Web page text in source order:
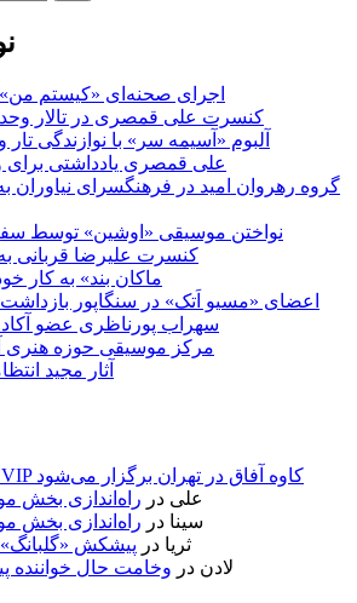
اجرای صحنه‌ای «کیستم
کنسرت علی قمصری در تالار
آلبوم «آسیمه سر» با نوازندگی
علی قمصری یادداشتی
گروه رهروان امید در فرهنگسرای
نواختن موسیقی «اوشین» توسط
کنسرت علیرضا قربانی
«ماکان بند» به کار
اعضای «مسیو اَتک» در سنگاپور
سهراب پورناظری عضو
مرکز موسیقی حوزه هنری
آثار مجید
کنسرت VIP کاوه آفاق در تهران برگزار می‌شود
علی در راه‌اندازی بخش
سینا در راه‌اندازی بخش
ثریا در پیشکش
لادن در وخامت حال خواننده